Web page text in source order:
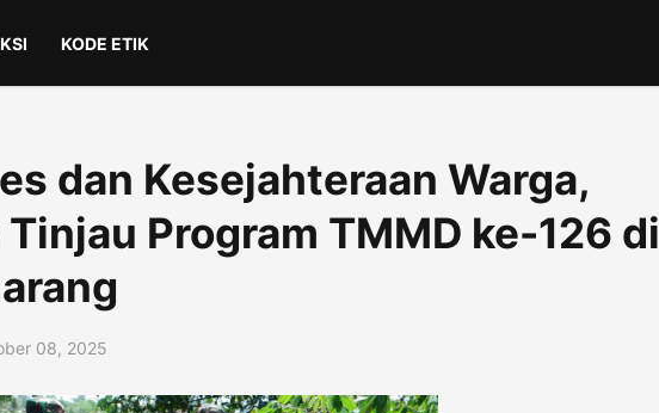
KODE ETIK
dan Kesejahteraan Warga,
Program TMMD ke-126 di
08, 2025